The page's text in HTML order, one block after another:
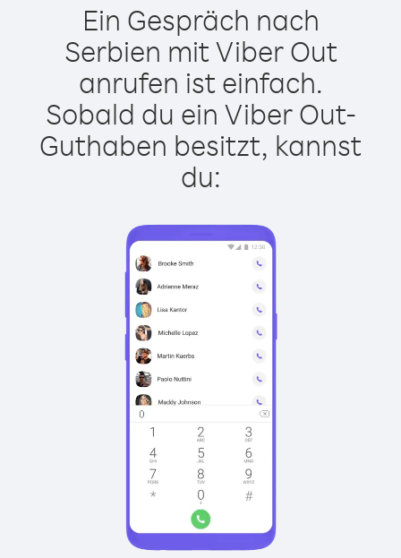
Ein Gespräch nach
Serbien mit Viber Out
anrufen ist einfach.
Sobald du ein Viber Out-
Guthaben besitzt, kannst
du: